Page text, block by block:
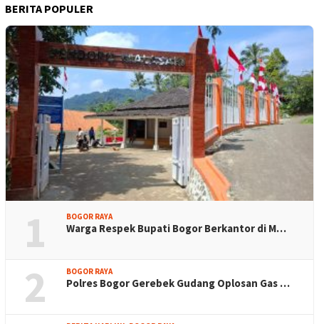
BERITA POPULER
1 BOGOR RAYA
Warga Respek Bupati Bogor Berkantor di M…
2 BOGOR RAYA
Polres Bogor Gerebek Gudang Oplosan Gas …